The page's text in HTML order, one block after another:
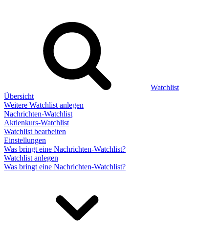
Watchlist
Übersicht
Weitere Watchlist anlegen
Nachrichten-Watchlist
Aktienkurs-Watchlist
Watchlist bearbeiten
Einstellungen
Was bringt eine Nachrichten-Watchlist?
Watchlist anlegen
Was bringt eine Nachrichten-Watchlist?